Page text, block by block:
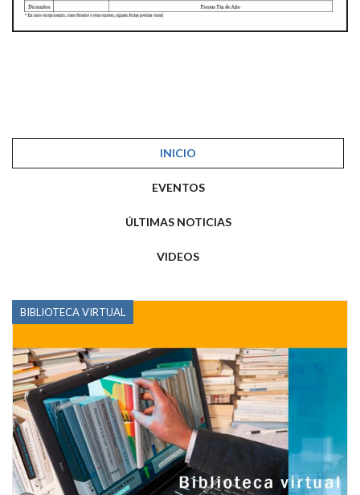
INICIO
EVENTOS
ÚLTIMAS NOTICIAS
VIDEOS
BIBLIOTECA VIRTUAL